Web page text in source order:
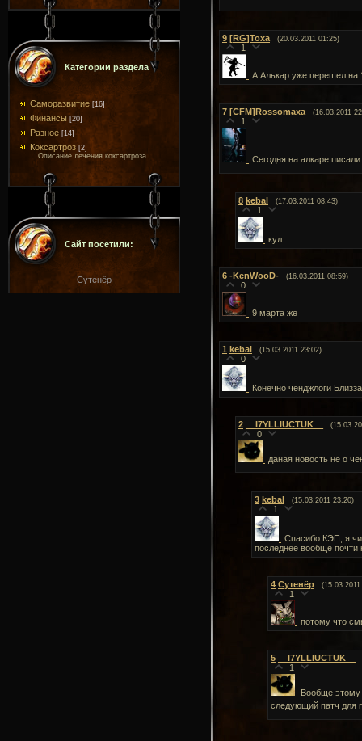
Категории раздела
Саморазвитие [16]
Финансы [20]
Разное [14]
Коксартроз [2]
Описание лечения коксартроза
Сайт посетили:
Сутенёр
9 [RG]Toxa (20.03.2011 01:25)
1
А Алькар уже перешел на
7 [CFM]Rossomaxa (16.03.2011
1
Сегодня на алкаре
8 kebal (17.03.2011 08:43)
1
кул
6 -KenWooD- (16.03.2011 08:59)
0
9 марта же
1 kebal (15.03.2011 23:02)
0
Конечно ченджлоги
2 __I7YLLIUCTUK__
0
даная новость не о
3 kebal (15.03.2011 23:20)
1
Спасибо КЭП, я
последнее вообще почти
4 Сутенёр
1
потому что
5
__I7YLLIUCTUK__
1
Вообще этому
следующий патч для